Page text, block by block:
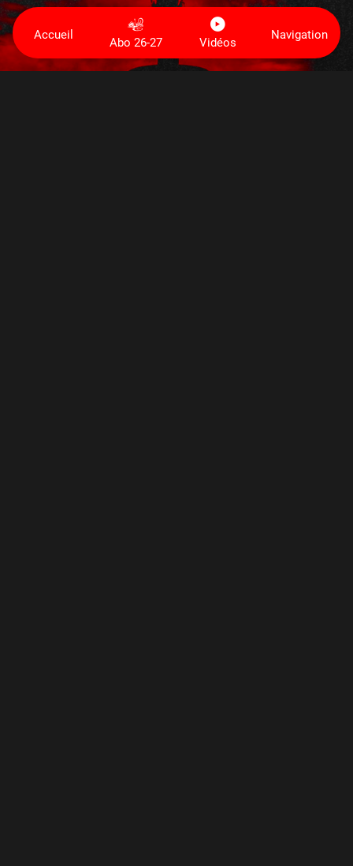
Accueil
Abo 26-27 Vidéos
Navigation